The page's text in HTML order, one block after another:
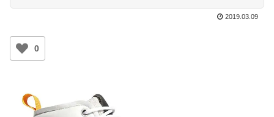
2019.03.09
0